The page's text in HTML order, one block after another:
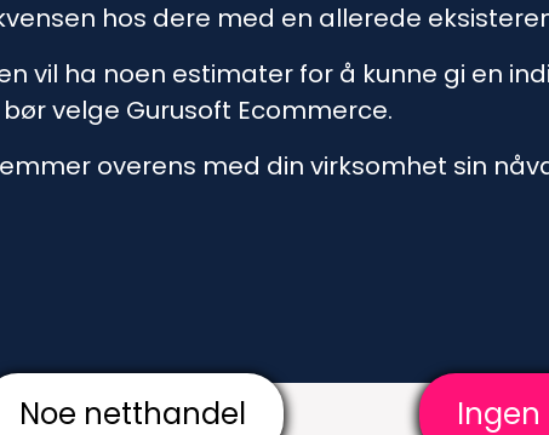
hos dere med en allerede
vil ha noen estimater for å kunne gi en
velge Gurusoft Ecommerce.
overens med din virksomhet sin
Noe netthandel